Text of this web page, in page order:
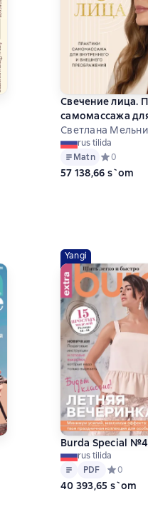
основе 0 оценок
Свечение лица.
самомассажа
внутреннего и
преображения
Светлана
rus tilida
Matn Средний
0
57 138,66 s`om
основе 2 оценок
Yangi
Burda Special
rus tilida
Matn
PDF
PDF Средний
0
40 393,65 s`om